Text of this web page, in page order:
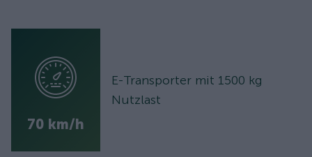
70 km/h
E-Transporter mit 1500 kg
Nutzlast